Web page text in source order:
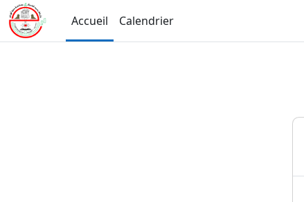
Passer au contenu principal
Accueil
Calendrier